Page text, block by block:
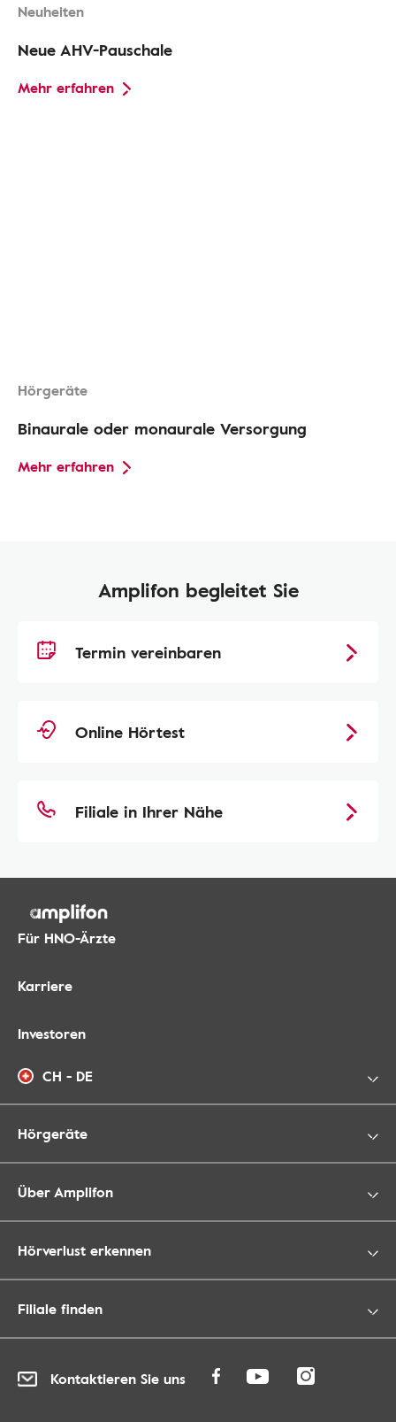
Neuheiten
Neue AHV-Pauschale
Mehr erfahren
Hörgeräte
Binaurale oder monaurale Versorgung
Mehr erfahren
Amplifon begleitet Sie
Termin vereinbaren
Online Hörtest
Filiale in Ihrer Nähe
Für HNO-Ärzte
Karriere
Investoren
CH - DE
Hörgeräte
Über Amplifon
Hörverlust erkennen
Filiale finden
Kontaktieren Sie uns